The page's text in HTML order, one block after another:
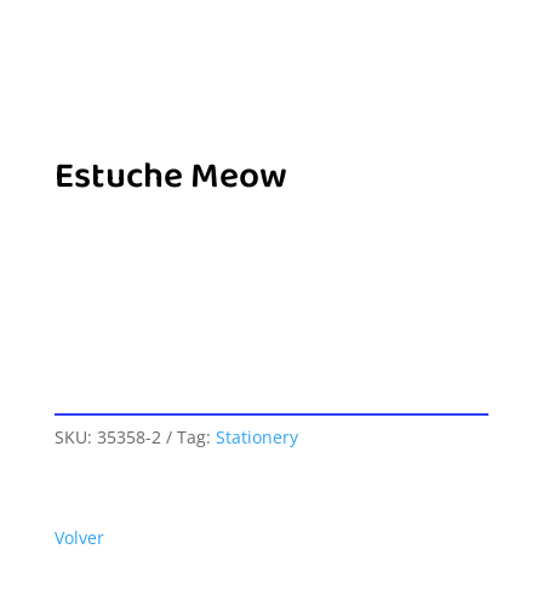
Estuche Meow
SKU: 35358-2 Tag: Stationery
Volver